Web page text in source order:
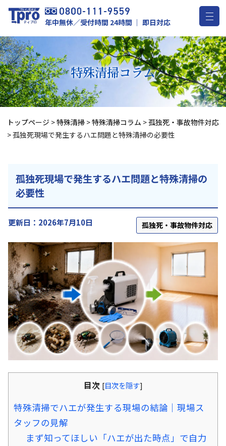
年中無休／受付時間 24時間 ｜ 即日対応
特殊清掃コラム
トップページ >特殊清掃 >特殊清掃コラム >孤独死・事故物件対応
>孤独死現場で発生するハエ問題と特殊清掃の必要性
孤独死現場で発生するハエ問題と特殊清掃の
必要性
更新日：2026年7月10日 孤独死・事故物件対応
目次 [目次を隠す]
特殊清掃でハエが発生する現場の結論｜現場ス
タッフの見解
まず知ってほしい「ハエが出た時点」で自力